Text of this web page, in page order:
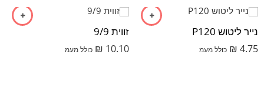
נייר ליטוש P120
4.75
₪ כולל מעמ
זווית 9/9
10.10
₪ כולל מעמ